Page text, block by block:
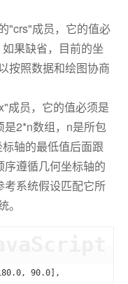
"crs"成员，它的值必
果缺省，目前的坐
按照数据和绘图协商
成员，它的值必须是
2*n数组，n是所包
轴的最低值后面跟
遵循几何坐标轴的
考系统假设匹配它所
, 90.0 ],